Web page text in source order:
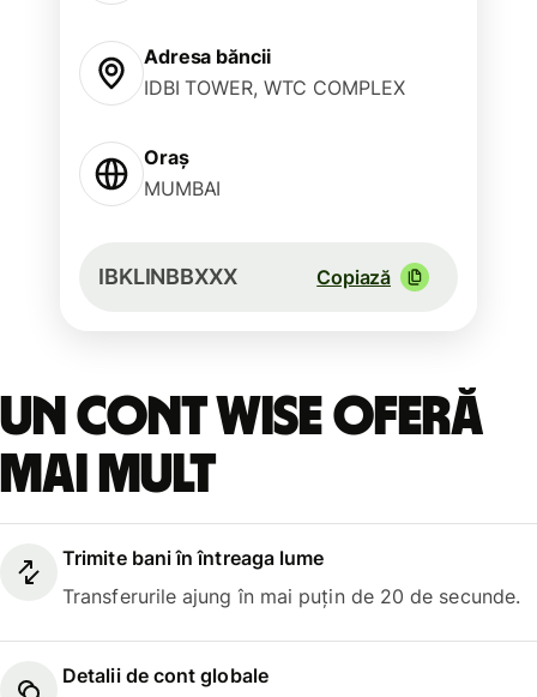
Adresa băncii
IDBI TOWER, WTC COMPLEX
Oraș
MUMBAI
IBKLINBBXXX Copiază
Un cont Wise oferă
mai mult
Trimite bani în întreaga lume
Transferurile ajung în mai puțin de 20 de secunde.
Detalii de cont globale